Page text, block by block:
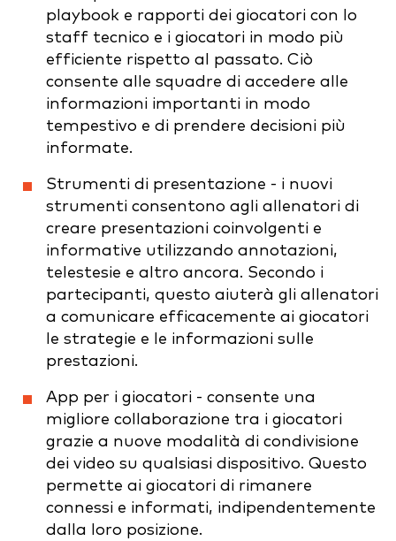
playbook e rapporti dei giocatori con lo
staff tecnico e i giocatori in modo più
efficiente rispetto al passato. Ciò
consente alle squadre di accedere alle
informazioni importanti in modo
tempestivo e di prendere decisioni più
informate.
Strumenti di presentazione - i nuovi
strumenti consentono agli allenatori di
creare presentazioni coinvolgenti e
informative utilizzando annotazioni,
telestesie e altro ancora. Secondo i
partecipanti, questo aiuterà gli allenatori
a comunicare efficacemente ai giocatori
le strategie e le informazioni sulle
prestazioni.
App per i giocatori - consente una
migliore collaborazione tra i giocatori
grazie a nuove modalità di condivisione
dei video su qualsiasi dispositivo. Questo
permette ai giocatori di rimanere
connessi e informati, indipendentemente
dalla loro posizione.